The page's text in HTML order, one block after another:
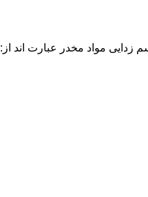
زدایی مواد مخدر عبارت اند از: